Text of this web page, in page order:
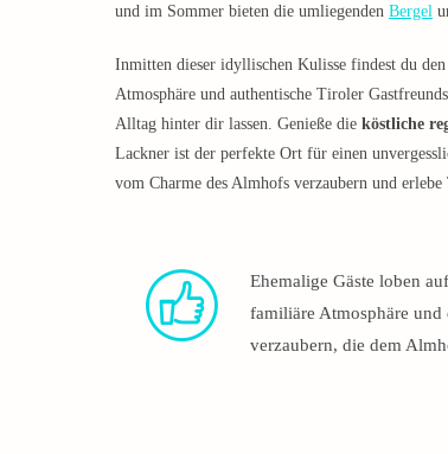
und im Sommer bieten die umliegenden Bergel
Inmitten dieser idyllischen Kulisse findest du
Atmosphäre und authentische Tiroler
Alltag hinter dir lassen. Genieße die köstliche
Lackner ist der perfekte Ort für einen
vom Charme des Almhofs verzaubern und
Ehemalige Gäste loben
familiäre Atmosphäre und
verzaubern, die dem